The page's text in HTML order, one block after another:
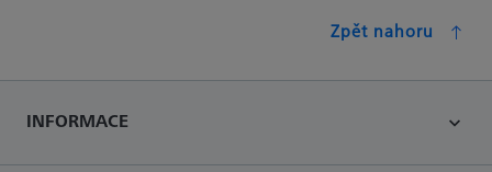
Zpět nahoru
INFORMACE